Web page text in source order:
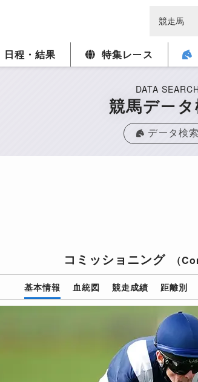
日程・結果 特集レース
DATA SEARCH
競馬デー
データ検索
コミッショニング （
基本情報 血統図 競走成績 距離別